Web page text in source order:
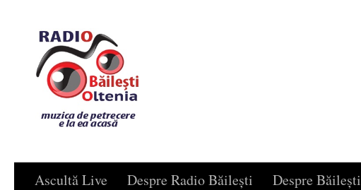
Ascultă Live Despre Radio Băilești Despre Băilești